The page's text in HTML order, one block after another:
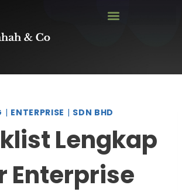
| ENTERPRISE | SDN BHD
Lengkap
Enterprise